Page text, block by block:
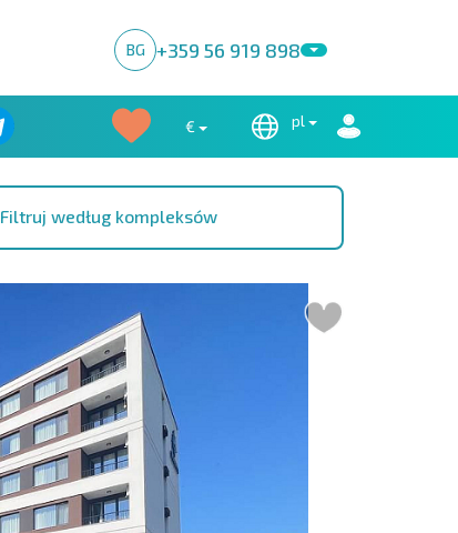
BG +359 56 919 898
€ pl
Filtruj według kompleksów